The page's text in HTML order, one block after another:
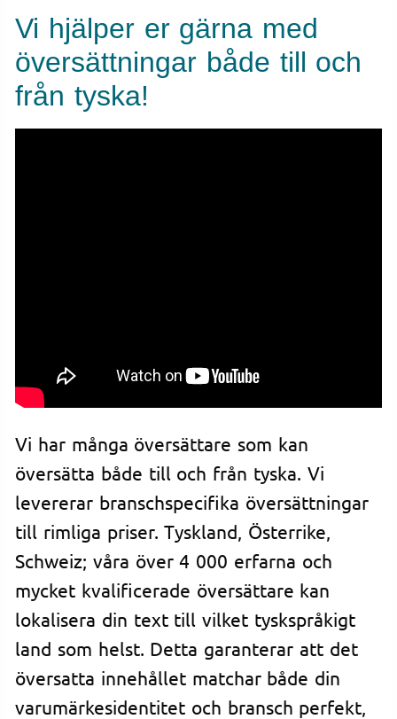
Vi hjälper er gärna med
översättningar både till och
från tyska!
Vi har många översättare som kan
översätta både till och från tyska. Vi
levererar branschspecifika översättningar
till rimliga priser. Tyskland, Österrike,
Schweiz; våra över 4 000 erfarna och
mycket kvalificerade översättare kan
lokalisera din text till vilket tyskspråkigt
land som helst. Detta garanterar att det
översatta innehållet matchar både din
varumärkesidentitet och bransch perfekt,